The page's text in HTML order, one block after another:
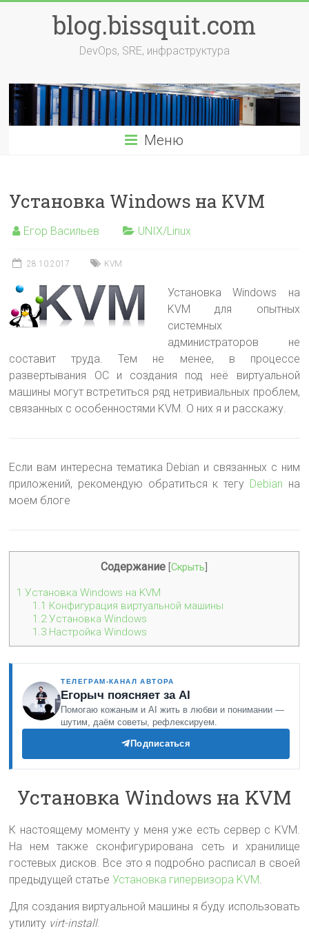
содержимомуblog.bissquit.com
DevOps, SRE, инфраструктура
Меню
Установка Windows на KVM
Егор Васильев UNIX/Linux
28.10.2017 KVM
Установка Windows на
KVM для опытных
системных
администраторов не
составит труда. Тем не менее, в процессе
развертывания ОС и создания под неё виртуальной
машины могут встретиться ряд нетривиальных проблем,
связанных с особенностями KVM. О них я и расскажу.
Если вам интересна тематика Debian и связанных с ним
приложений, рекомендую обратиться к тегу Debian на
моем блоге
Содержание [Скрыть
1 Установка Windows на KVM
1.1 Конфигурация виртуальной машины
1.2Установка Windows
1.3 Настройка Windows
ТЕЛЕГРАМ-КАНАЛ АВТОРА
Егорыч поясняет за AI
Помогаю кожаным и AI жить в любви и понимании —
шутим, даём советы, рефлексируем.
Подписаться
Установка Windows на KVM
К настоящему моменту у меня уже есть сервер с KVM.
На нем также сконфигурирована сеть и хранилище
гостевых дисков. Все это я подробно расписал в своей
предыдущей статьеУстановка гипервизора KVM.
Для создания виртуальной машины я буду использовать
утилиту virt-install.